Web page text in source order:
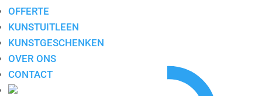
OFFERTE
KUNSTUITLEEN
KUNSTGESCHENKEN
OVER ONS
CONTACT
Enig resultaat